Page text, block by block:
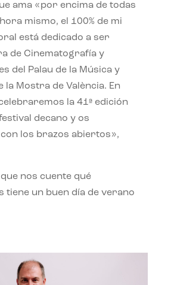
ama «por encima de todas
mismo, el 100% de mi
está dedicado a ser
de Cinematografía y
del Palau de la Música y
la Mostra de València. En
la 41ª edición
decano y os
los brazos abiertos»,
nos cuente qué
tiene un buen día de verano